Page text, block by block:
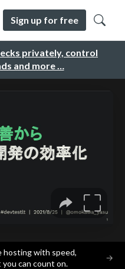
privately, control
and more …
Sign up for free
hosting with speed,
can count on.
→